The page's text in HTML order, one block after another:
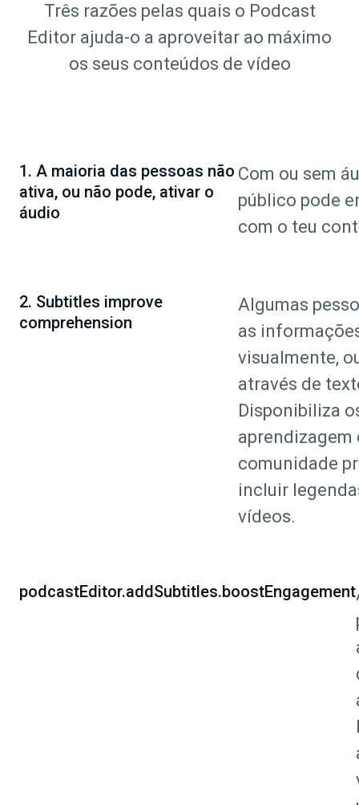
Três razões pelas quais o Podcast
Editor ajuda-o a aproveitar ao máximo
os seus conteúdos de vídeo
1. A maioria das pessoas não
ativa, ou não pode, ativar o
áudio
Com ou sem
público pode
com o teu
2. Subtitles improve
comprehension
Algumas
as
visualmente,
através de
Disponibiliza
aprendizagem
comunidade
incluir
vídeos.
podcastEditor.addSubtitles.boostEngagement